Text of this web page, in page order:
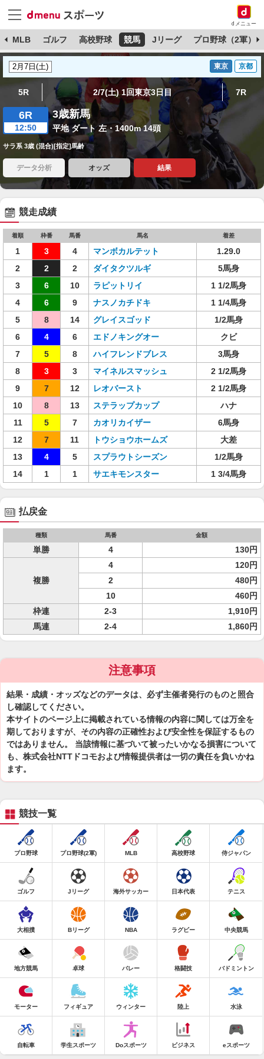
dメニュー
MLB ゴルフ 高校野球 競馬 Jリーグ プロ野球（2軍）
東京 京都
5R 2/7(土) 1回東京3日目 7R
6R
12:50
3歳新馬
平地 ダート 左・1400m 14頭
サラ系 3歳 (混合)[指定]馬齢
データ分析 オッズ 結果
競走成績
着順 枠番 馬番 馬名 着差
1 3 4 マンボカルテット
1.29.0
2
2 2 ダイタクツルギ
5馬身
3
6 10 ラピットリイ
1 1/2馬身
4
6 9 ナスノカチドキ
1 1/4馬身
5
8 14 グレイスゴッド
1/2馬身
6
4 6 エドノキングオー
クビ
7
5 8 ハイフレンドブレス
3馬身
8
3 3 マイネルスマッシュ
2 1/2馬身
9
7 12 レオバースト
2 1/2馬身
10
8 13 ステラップカップ
ハナ
11
5 7 カオリカイザー
6馬身
12
7 11 トウショウホームズ
大差
13
4 5 スプラウトシーズン
1/2馬身
14
1 1 サエキモンスター 1 3/4馬身
払戻金
種類 馬番 金額
単勝 4 130円
複勝
4
120円
2
480円
10
460円
枠連
2-3
1,910円
馬連
2-4 1,860円
注意事項
結果・成績・オッズなどのデータは、必ず主催者発行のものと照合
し確認してください。
本サイトのページ上に掲載されている情報の内容に関しては万全を
期しておりますが、その内容の正確性および安全性を保証するもの
ではありません。 当該情報に基づいて被ったいかなる損害について
も、株式会社NTTドコモおよび情報提供者は一切の責任を負いかね
ます。
競技一覧
プロ野球 プロ野球(2軍) MLB 高校野球 侍ジャパン
ゴルフ Jリーグ 海外サッカー 日本代表 テニス
大相撲 Bリーグ NBA ラグビー 中央競馬
地方競馬 卓球 バレー 格闘技 バドミントン
モーター フィギュア ウィンター 陸上 水泳
自転車 学生スポーツ Doスポーツ ビジネス eスポーツ